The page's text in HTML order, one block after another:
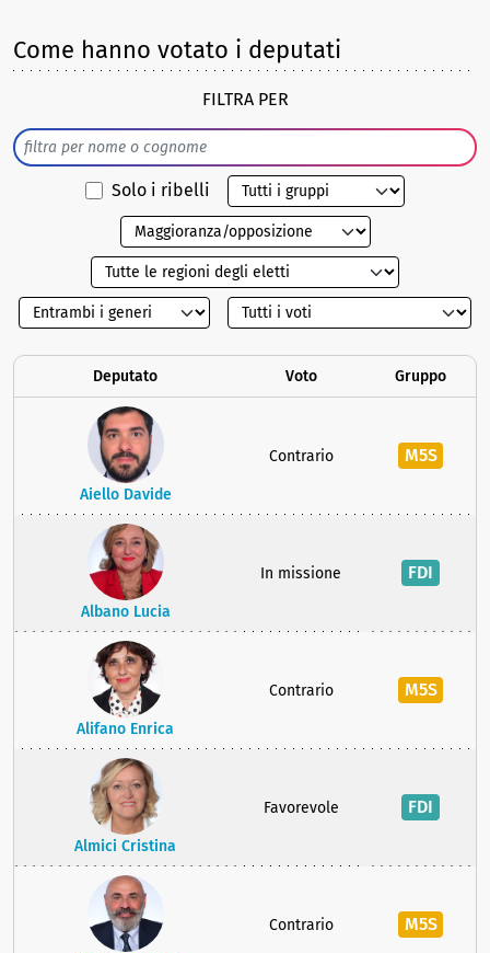
Come hanno votato i deputati
FILTRA PER
Solo i ribelli
Deputato Voto Gruppo
Aiello Davide
Contrario M5S
Albano Lucia
In missione FDI
Alifano Enrica
Contrario M5S
Almici Cristina
Favorevole FDI
Contrario M5S